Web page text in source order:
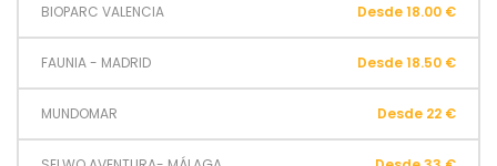
BIOPARC VALENCIA Desde 18.00 €
FAUNIA - MADRID Desde 18.50 €
MUNDOMAR Desde 22 €